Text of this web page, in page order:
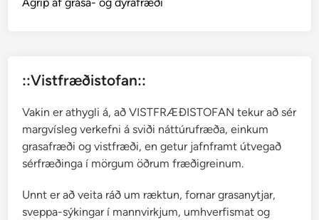
Ágrip af grasa- og dýrafræði
::Vistfræðistofan::
Vakin er athygli á, að VISTFRÆÐISTOFAN tekur að sér
margvísleg verkefni á sviði náttúrufræða, einkum
grasafræði og vistfræði, en getur jafnframt útvegað
sérfræðinga í mörgum öðrum fræðigreinum.
Unnt er að veita ráð um ræktun, fornar grasanytjar,
sveppa-sýkingar í mannvirkjum, umhverfismat og